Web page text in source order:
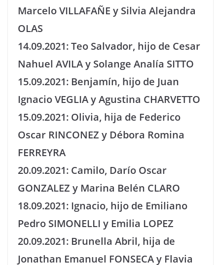
Marcelo VILLAFAÑE y Silvia Alejandra
OLAS
14.09.2021: Teo Salvador, hijo de Cesar
Nahuel AVILA y Solange Analía SITTO
15.09.2021: Benjamín, hijo de Juan
Ignacio VEGLIA y Agustina CHARVETTO
15.09.2021: Olivia, hija de Federico
Oscar RINCONEZ y Débora Romina
FERREYRA
20.09.2021: Camilo, Darío Oscar
GONZALEZ y Marina Belén CLARO
18.09.2021: Ignacio, hijo de Emiliano
Pedro SIMONELLI y Emilia LOPEZ
20.09.2021: Brunella Abril, hija de
Jonathan Emanuel FONSECA y Flavia